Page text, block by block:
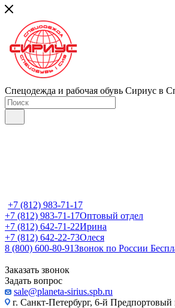
Спецодежда и рабочая обувь Сириус в
+7 (812) 983-71-17
+7 (812) 983-71-17Оптовый отдел
+7 (812) 642-71-22Ирина
+7 (812) 642-22-73Олеся
8 (800) 600-80-91Звонок по России
Заказать звонок
Задать вопрос
sale@planeta-sirius.spb.ru
г. Санкт-Петербург, 6-й Предпортовый